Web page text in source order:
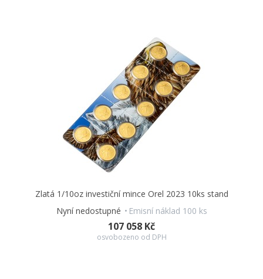
Zlatá 1/10oz investiční mince Orel 2023 10ks stand
Nyní nedostupné
Emisní náklad 100 ks
107 058 Kč
osvobozeno od DPH